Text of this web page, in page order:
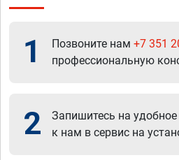
1 Позвоните нам +7 351
профессиональную
2
Запишитесь на
к нам в сервис на